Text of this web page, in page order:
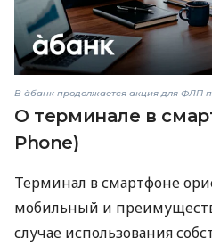
В àбанк продолжается акция для ФЛП
О терминале в
Phone)
Терминал в смартфоне
мобильный и
случае использования